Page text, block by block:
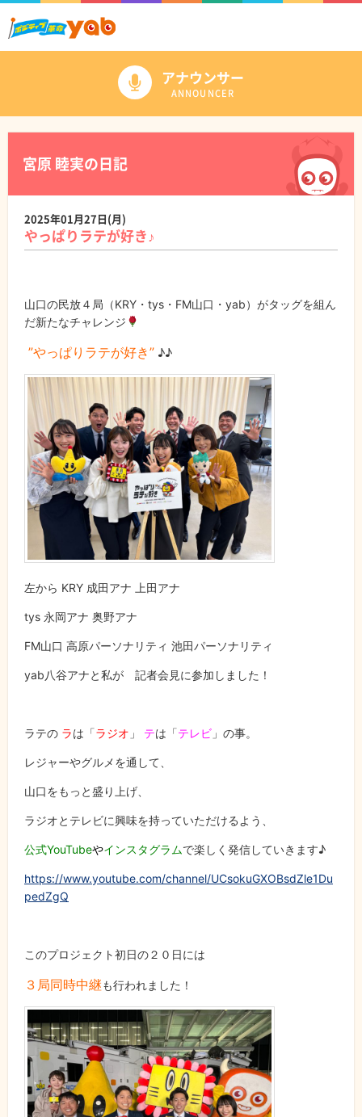
アナウンサー
ANNOUNCER
宮原 睦実の日記
2025年01月27日(月)
やっぱりラテが好き♪
山口の民放４局（KRY・tys・FM山口・yab）がタッグを組ん
だ新たなチャレンジ
”やっぱりラテが好き” ♪♪
左から KRY 成田アナ 上田アナ
tys 永岡アナ 奥野アナ
FM山口 高原パーソナリティ 池田パーソナリティ
yab八谷アナと私が 記者会見に参加しました！
ラテの ラは「ラジオ 」 テは「テレビ 」の事。
レジャーやグルメを通して、
山口をもっと盛り上げ、
ラジオとテレビに興味を持っていただけるよう、
公式YouTubeやインスタグラムで楽しく発信していきます♪
https://www.youtube.com/channel/UCsokuGXOBsdZle1Du
pedZgQ
このプロジェクト初日の２０日には
３局同時中継も行われました！